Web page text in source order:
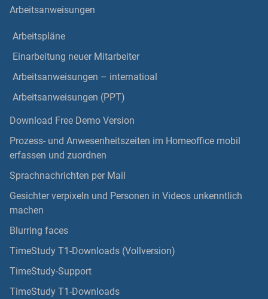
Arbeitsanweisungen
Arbeitspläne
Einarbeitung neuer Mitarbeiter
Arbeitsanweisungen – internatioal
Arbeitsanweisungen (PPT)
Download Free Demo Version
Prozess- und Anwesenheitszeiten im Homeoffice mobil
erfassen und zuordnen
Sprachnachrichten per Mail
Gesichter verpixeln und Personen in Videos unkenntlich
machen
Blurring faces
TimeStudy T1-Downloads (Vollversion)
TimeStudy-Support
TimeStudy T1-Downloads